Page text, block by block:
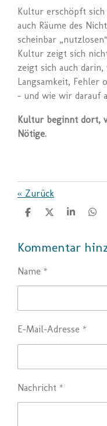
Kultur erschöpft
auch Räume des
scheinbar
Kultur zeigt sich
zeigt sich auch
Langsamkeit, Fehler
– und wie wir darauf
Kultur beginnt dort,
Nötige.
« Zurück
T
l
T
l
T
l
T
l
Kommentar
Name *
E-Mail-Adresse *
Nachricht *